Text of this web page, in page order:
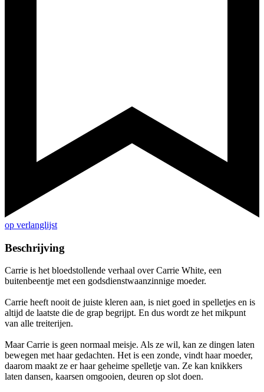
op verlanglijst
Beschrijving
Carrie is het bloedstollende verhaal over Carrie White, een
buitenbeentje met een godsdienstwaanzinnige moeder.
Carrie heeft nooit de juiste kleren aan, is niet goed in spelletjes en is
altijd de laatste die de grap begrijpt. En dus wordt ze het mikpunt
van alle treiterijen.
Maar Carrie is geen normaal meisje. Als ze wil, kan ze dingen laten
bewegen met haar gedachten. Het is een zonde, vindt haar moeder,
daarom maakt ze er haar geheime spelletje van. Ze kan knikkers
laten dansen, kaarsen omgooien, deuren op slot doen.